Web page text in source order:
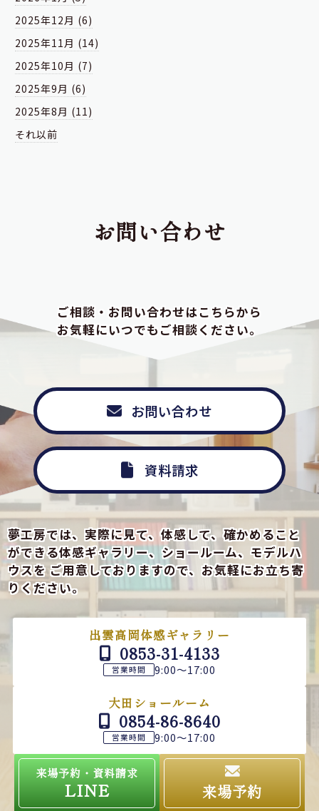
2025年12月 (6)
2025年11月 (14)
2025年10月 (7)
2025年9月 (6)
2025年8月 (11)
それ以前
お問い合わせ
ご相談・お問い合わせはこちらから
お気軽にいつでもご相談ください。
お問い合わせ
資料請求
夢工房では、実際に見て、体感して、確かめること
ができる体感ギャラリー、ショールーム、モデルハ
ウスをご用意しておりますので、お気軽にお立ち寄
りください。
出雲高岡体感ギャラリー
0853-31-4133
営業時間 9:00～17:00
大田ショールーム
0854-86-8640
営業時間 9:00～17:00
来場予約・資料請求
LINE 来場予約